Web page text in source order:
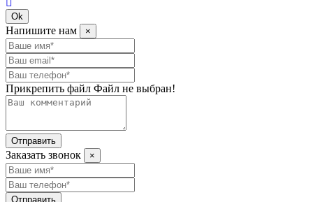
Ok
Напишите нам ×
Прикрепить файл Файл не выбран!
Отправить
Заказать звонок ×
Отправить